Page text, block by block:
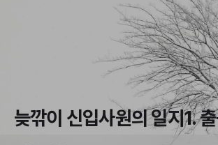
늦깎이 신입사원의 일지1.